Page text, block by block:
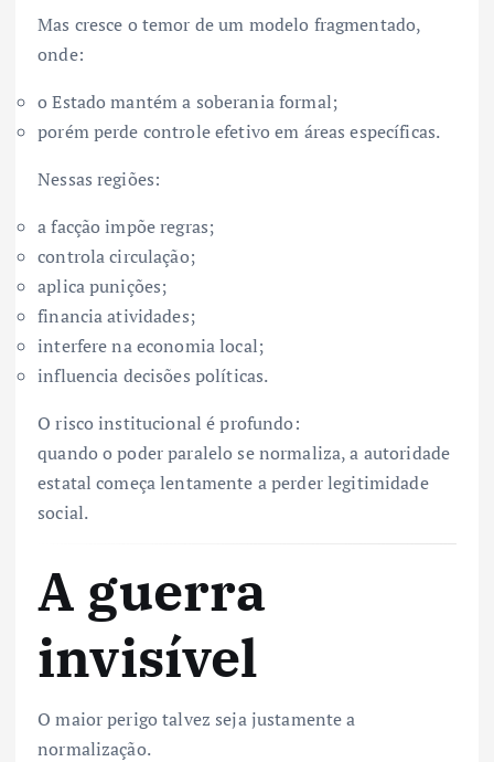
Mas cresce o temor de um modelo fragmentado,
onde:
o Estado mantém a soberania formal;
porém perde controle efetivo em áreas específicas.
Nessas regiões:
a facção impõe regras;
controla circulação;
aplica punições;
financia atividades;
interfere na economia local;
influencia decisões políticas.
O risco institucional é profundo:
quando o poder paralelo se normaliza, a autoridade
estatal começa lentamente a perder legitimidade
social.
A guerra
invisível
O maior perigo talvez seja justamente a
normalização.